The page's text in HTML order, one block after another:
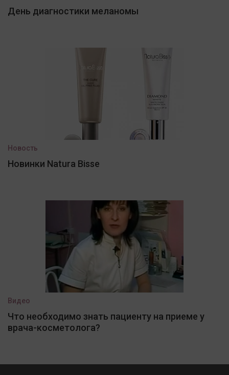
День диагностики меланомы
Новость
Новинки Natura Bisse
Видео
Что необходимо знать пациенту на приеме у
врача-косметолога?